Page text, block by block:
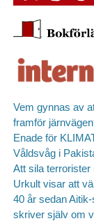
Vem gynnas av
framför
Enade för
Våldsvåg i
Att sila
Urkult visar att
40 år sedan
skriver själv om